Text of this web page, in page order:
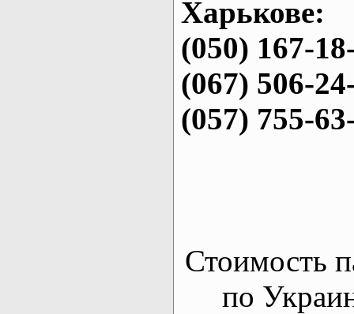
Харькове:
(050) 167-
(067) 506-
(057) 755-
Стоимость
по